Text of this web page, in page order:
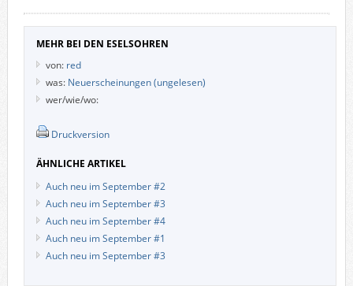
MEHR BEI DEN ESELSOHREN
von: red
was: Neuerscheinungen (ungelesen)
wer/wie/wo:
Druckversion
ÄHNLICHE ARTIKEL
Auch neu im September #2
Auch neu im September #3
Auch neu im September #4
Auch neu im September #1
Auch neu im September #3